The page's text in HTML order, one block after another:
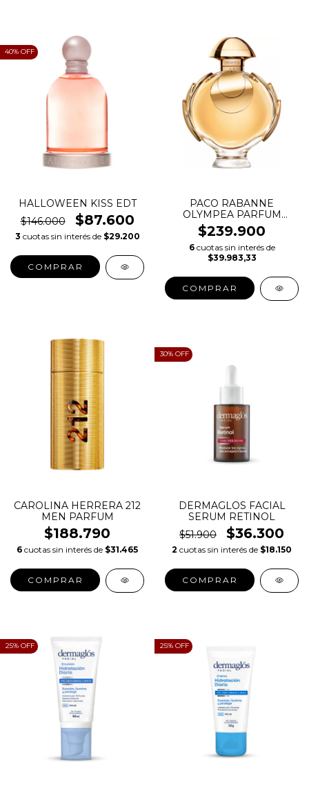
40% OFF
HALLOWEEN KISS EDT
$146.000
$87.600
3 cuotas sin interés de $29.200
COMPRAR
PACO RABANNE
OLYMPEA PARFUM
ELIXIR EDP
$239.900
6 cuotas sin interés de
$39.983,33
COMPRAR
CAROLINA HERRERA 212
MEN PARFUM
$188.790
6 cuotas sin interés de $31.465
COMPRAR
30% OFF
DERMAGLOS FACIAL
SERUM RETINOL
$51.900
$36.300
2 cuotas sin interés de $18.150
COMPRAR
25% OFF 25% OFF